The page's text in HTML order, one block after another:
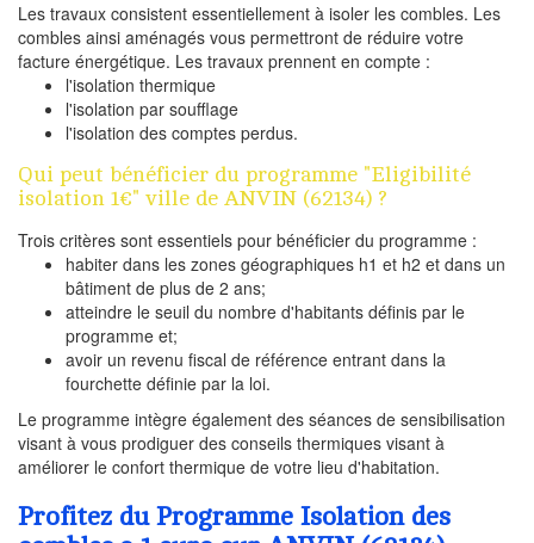
Les travaux consistent essentiellement à isoler les combles. Les
combles ainsi aménagés vous permettront de réduire votre
facture énergétique. Les travaux prennent en compte :
l'isolation thermique
l'isolation par soufflage
l'isolation des comptes perdus.
Qui peut bénéficier du programme "Eligibilité
isolation 1€" ville de ANVIN (62134) ?
Trois critères sont essentiels pour bénéficier du programme :
habiter dans les zones géographiques h1 et h2 et dans un
bâtiment de plus de 2 ans;
atteindre le seuil du nombre d'habitants définis par le
programme et;
avoir un revenu fiscal de référence entrant dans la
fourchette définie par la loi.
Le programme intègre également des séances de sensibilisation
visant à vous prodiguer des conseils thermiques visant à
améliorer le confort thermique de votre lieu d'habitation.
Profitez du Programme Isolation des